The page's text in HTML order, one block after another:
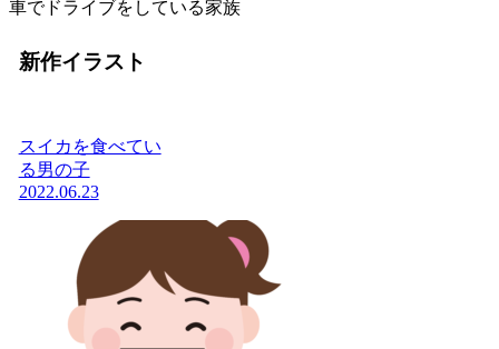
車でドライブをしている家族
新作イラスト
スイカを食べてい
る男の子
2022.06.23